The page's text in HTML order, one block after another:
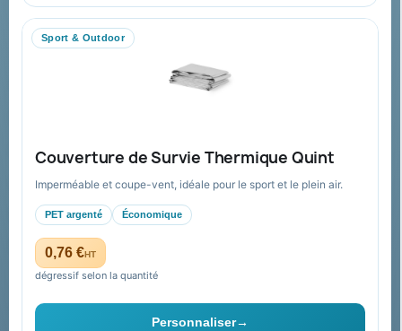
Sport & Outdoor
Couverture de Survie Thermique Quint
Imperméable et coupe-vent, idéale pour le sport et le plein air.
PET argenté Économique
0,76 €HT
dégressif selon la quantité
Personnaliser→
FAQ sur Promenoch Goodies Pub France
Conditions de retour
Paiement sécurisé
Plan du site
Contact & devis